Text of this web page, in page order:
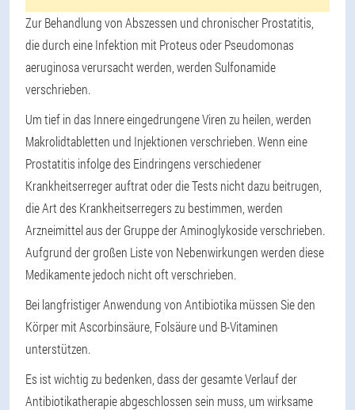
Zur Behandlung von Abszessen und chronischer Prostatitis,
die durch eine Infektion mit Proteus oder Pseudomonas
aeruginosa verursacht werden, werden Sulfonamide
verschrieben.
Um tief in das Innere eingedrungene Viren zu heilen, werden
Makrolidtabletten und Injektionen verschrieben. Wenn eine
Prostatitis infolge des Eindringens verschiedener
Krankheitserreger auftrat oder die Tests nicht dazu beitrugen,
die Art des Krankheitserregers zu bestimmen, werden
Arzneimittel aus der Gruppe der Aminoglykoside verschrieben.
Aufgrund der großen Liste von Nebenwirkungen werden diese
Medikamente jedoch nicht oft verschrieben.
Bei langfristiger Anwendung von Antibiotika müssen Sie den
Körper mit Ascorbinsäure, Folsäure und B-Vitaminen
unterstützen.
Es ist wichtig zu bedenken, dass der gesamte Verlauf der
Antibiotikatherapie abgeschlossen sein muss, um wirksame